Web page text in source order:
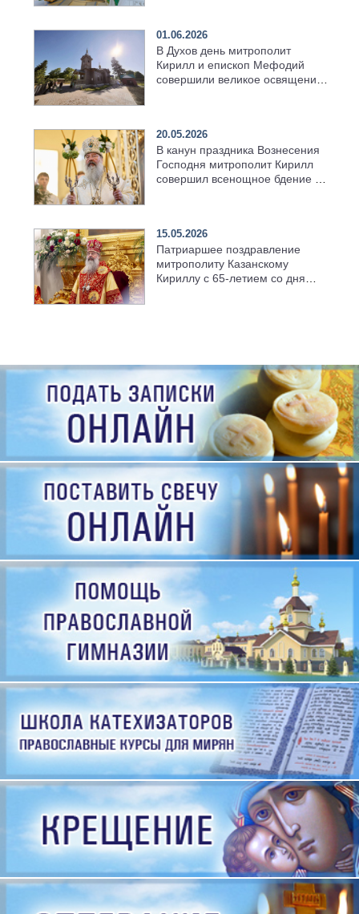
01.06.2026
В Духов день митрополит
Кирилл и епископ Мефодий
совершили великое освящение
20.05.2026
В канун праздника Вознесения
Господня митрополит Кирилл
совершил всенощное бдение в
15.05.2026
Патриаршее поздравление
митрополиту Казанскому
Кириллу с 65-летием со дня